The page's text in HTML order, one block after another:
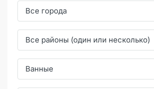
Все города
Все районы (один или несколько)
Ванные